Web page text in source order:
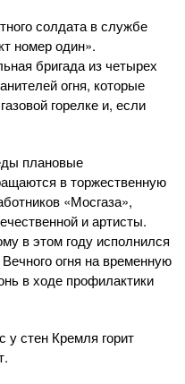
солдата в службе
номер один».
бригада из четырех
огня, которые
горелке и, если
плановые
в торжественную
«Мосгаза»,
и артисты.
в этом году исполнился
огня на временную
в ходе профилактики
стен Кремля горит